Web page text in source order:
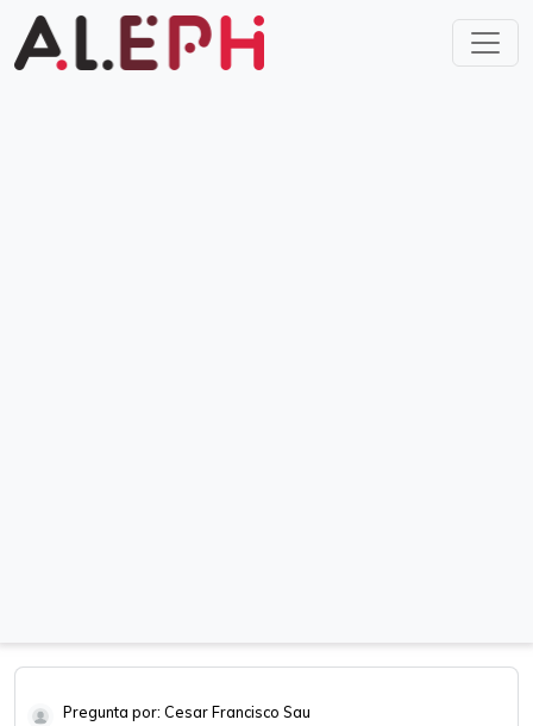
Pregunta por: Cesar Francisco Sau